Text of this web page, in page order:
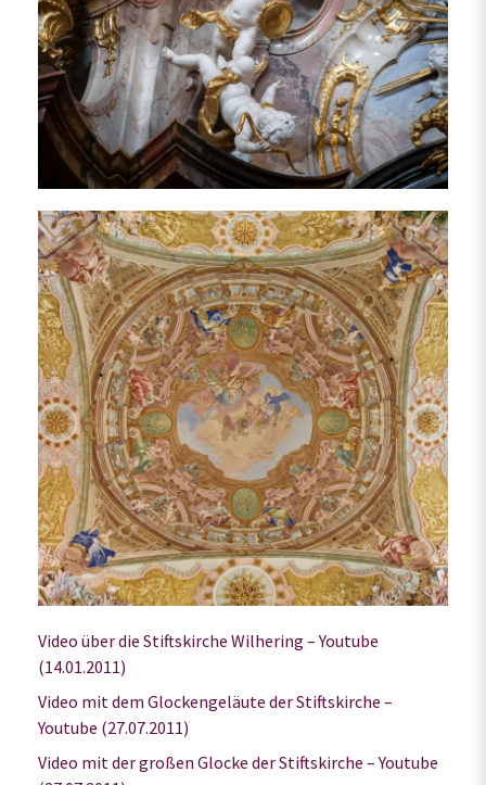
Video über die Stiftskirche Wilhering – Youtube
(14.01.2011)
Video mit dem Glockengeläute der Stiftskirche –
Youtube (27.07.2011)
Video mit der großen Glocke der Stiftskirche – Youtube